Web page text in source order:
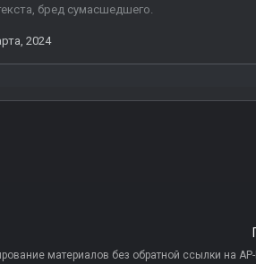
бред сумасшедшего.
2024
материалов без обратной ссылки на